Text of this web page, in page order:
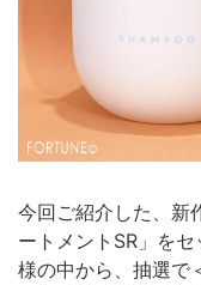
今回ご紹介した、新
ートメントSR」を
様の中から、抽選で